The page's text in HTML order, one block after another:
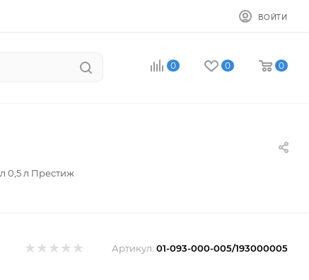
ВОЙТИ
0 0 0
0,5 л Престиж
Артикул: 01-093-000-005/193000005